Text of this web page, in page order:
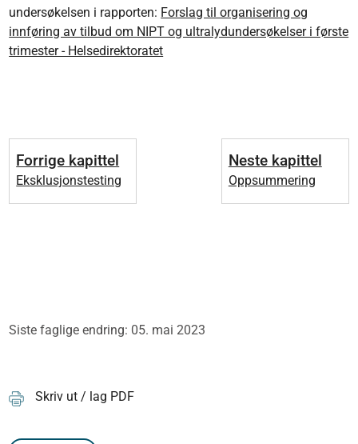
undersøkelsen i rapporten: Forslag til organisering og
innføring av tilbud om NIPT og ultralydundersøkelser i første
trimester - Helsedirektoratet
Forrige kapittel
Eksklusjonstesting
Neste kapittel
Oppsummering
Siste faglige endring: 05. mai 2023
Skriv ut / lag PDF